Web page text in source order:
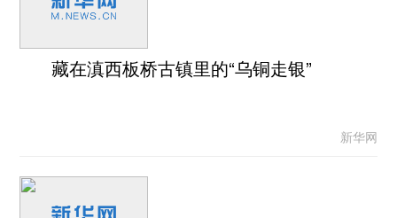
藏在滇西板桥古镇里的“乌铜走银”
新华网